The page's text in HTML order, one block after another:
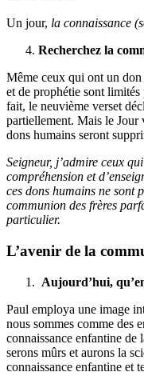
Un jour, la connaissance
Recherchez la
Même ceux qui ont un don
et de prophétie sont
fait, le neuvième verset
partiellement. Mais le Jour
dons humains seront
Seigneur, j’admire ceux
compréhension et
ces dons humains ne sont
communion des frères
particulier.
L’avenir de la
Aujourd’hui,
Paul employa une image
nous sommes comme des
connaissance enfantine de
serons mûrs et aurons la
connaissance enfantine et